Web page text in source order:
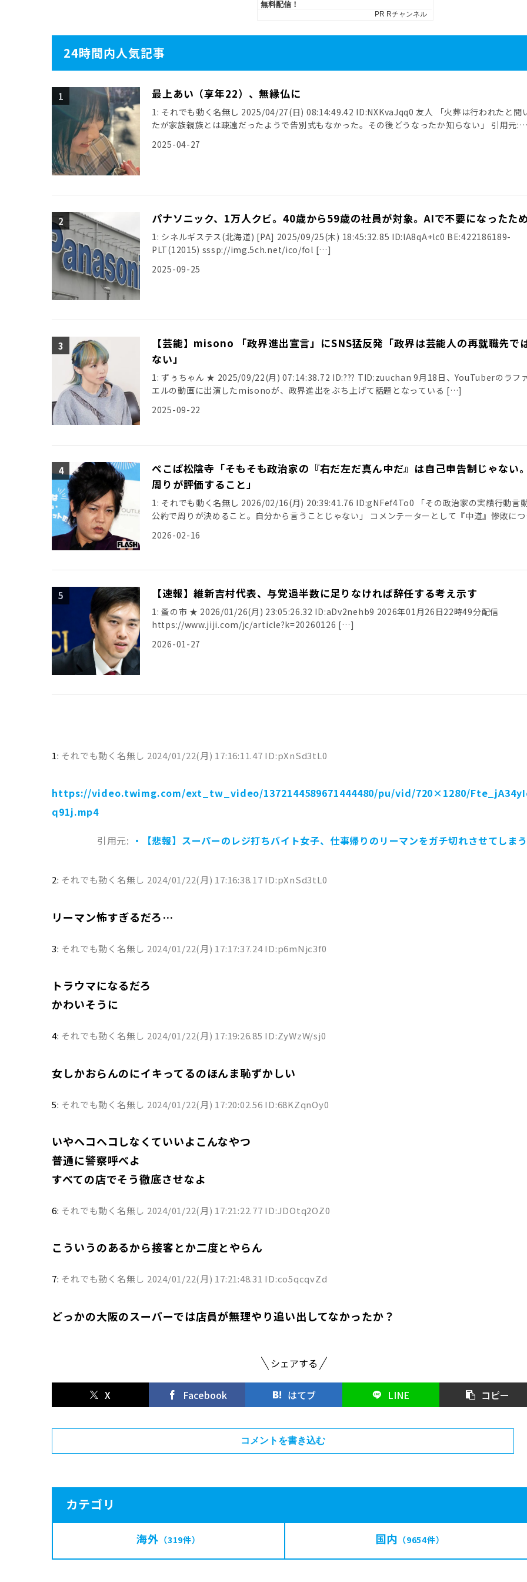
24時間内人気記事
最上あい（享年22）、無縁仏に
1: それでも動く名無し 2025/04/27(日) 08:14:49.42 ID:NXKvaJqq0 友人 「火葬は行われたと聞
たが家族親族とは疎遠だったようで告別式もなかった。その後どうなったか知らない」 引用元:
2025-04-27
パナソニック、1万人クビ。40歳から59歳の社員が対象。AIで不要になったた
1: シネルギステス(北海道) [PA] 2025/09/25(木) 18:45:32.85 ID:lA8qA+lc0 BE:422186189-
PLT(12015) sssp://img.5ch.net/ico/fol […]
2025-09-25
【芸能】misono 「政界進出宣言」にSNS猛反発「政界は芸能人の再就職先で
ない」
1: ずぅちゃん ★ 2025/09/22(月) 07:14:38.72 ID:??? TID:zuuchan 9月18日、YouTuberのラフ
エルの動画に出演したmisonoが、政界進出をぶち上げて話題となっている […]
2025-09-22
ぺこぱ松陰寺「そもそも政治家の『右だ左だ真ん中だ』は自己申告制じゃない
周りが評価すること」
1: それでも動く名無し 2026/02/16(月) 20:39:41.76 ID:gNFef4To0 「その政治家の実績行動言
公約で周りが決めること。自分から言うことじゃない」 コメンテーターとして『中道』惨敗に
2026-02-16
【速報】維新吉村代表、与党過半数に足りなければ辞任する考え示す
1: 蚤の市 ★ 2026/01/26(月) 23:05:26.32 ID:aDv2nehb9 2026年01月26日22時49分配信
https://www.jiji.com/jc/article?k=20260126 […]
2026-01-27
1: それでも動く名無し 2024/01/22(月) 17:16:11.47 ID:pXnSd3tL0
https://video.twimg.com/ext_tw_video/1372144589671444480/pu/vid/720×1280/
q91j.mp4
引用元: ・【悲報】スーパーのレジ打ちバイト女子、仕事帰りのリーマンをガチ切れさせてしま
2: それでも動く名無し 2024/01/22(月) 17:16:38.17 ID:pXnSd3tL0
リーマン怖すぎるだろ…
3: それでも動く名無し 2024/01/22(月) 17:17:37.24 ID:p6mNjc3f0
トラウマになるだろ
かわいそうに
4: それでも動く名無し 2024/01/22(月) 17:19:26.85 ID:ZyWzW/sj0
女しかおらんのにイキってるのほんま恥ずかしい
5: それでも動く名無し 2024/01/22(月) 17:20:02.56 ID:68KZqnOy0
いやヘコヘコしなくていいよこんなやつ
普通に警察呼べよ
すべての店でそう徹底させなよ
6: それでも動く名無し 2024/01/22(月) 17:21:22.77 ID:JDOtq2OZ0
こういうのあるから接客とか二度とやらん
7: それでも動く名無し 2024/01/22(月) 17:21:48.31 ID:co5qcqvZd
どっかの大阪のスーパーでは店員が無理やり追い出してなかったか？
シェアする
X Facebook はてブ LINE コピー
コメントを書き込む
カテゴリ
海外 （319件） 国内 （9654件）